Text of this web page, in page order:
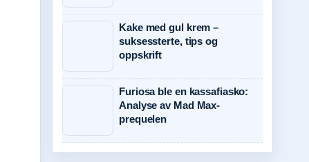
Kake med gul krem –
suksessterte, tips og
oppskrift
Furiosa ble en kassafiasko:
Analyse av Mad Max-
prequelen